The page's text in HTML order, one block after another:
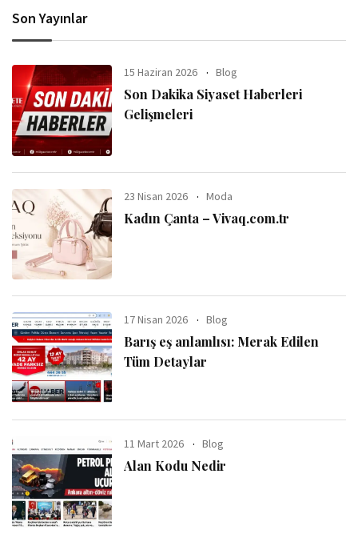
Son Yayınlar
15 Haziran 2026 Blog
Son Dakika Siyaset Haberleri
Gelişmeleri
23 Nisan 2026 Moda
Kadın Çanta – Vivaq.com.tr
17 Nisan 2026 Blog
Barış eş anlamlısı: Merak Edilen
Tüm Detaylar
11 Mart 2026 Blog
Alan Kodu Nedir